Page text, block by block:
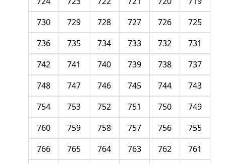
725
726
727
728
729
730
731
732
733
734
735
736
737
738
739
740
741
742
743
744
745
746
747
748
749
750
751
752
753
754
755
756
757
758
759
760
761
762
763
764
765
766